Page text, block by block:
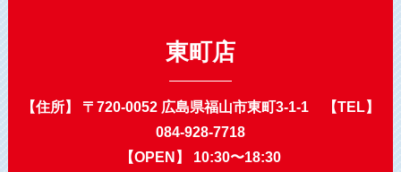
東町店
【住所】 〒720-0052 広島県福山市東町3-1-1 【TEL】
084-928-7718
【OPEN】 10:30〜18:30